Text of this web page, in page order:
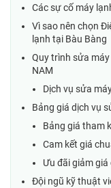
Các sự cố máy
Vì sao nên chọn
lạnh tại Bàu Bàng
Quy trình sửa máy
NAM
Dịch vụ sửa
Bảng giá dịch vụ
Bảng giá tham
Cam kết giá
Ưu đãi giảm
Đội ngũ kỹ thuật